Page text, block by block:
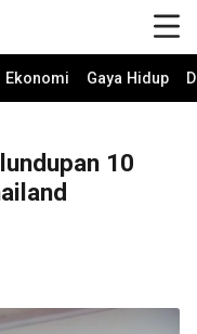
Ekonomi Gaya Hidup
10